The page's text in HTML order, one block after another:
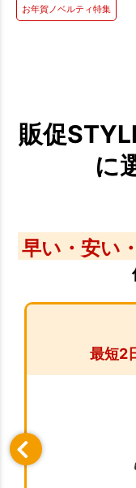
お年賀ノベルティ特集
販促
に
早い・安い
最短2